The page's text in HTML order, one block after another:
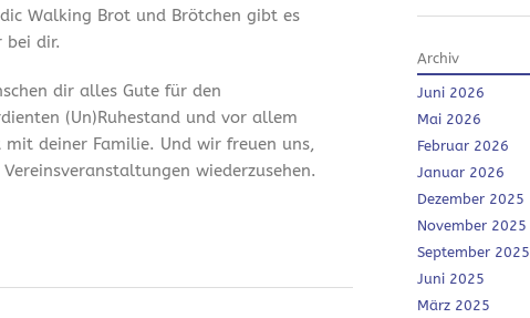
Walking Brot und Brötchen gibt es
bei dir.
dir alles Gute für den
(Un)Ruhestand und vor allem
mit deiner Familie. Und wir freuen uns,
wiederzusehen.
Archiv
Juni 2026
Mai 2026
Februar 2026
Januar 2026
Dezember 2025
November 2025
September 2025
Juni 2025
März 2025